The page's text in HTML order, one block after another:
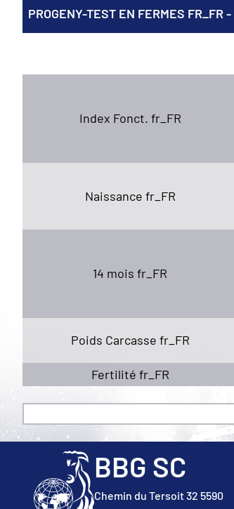
PROGENY-TEST EN FERMES FR_FR -
Index Fonct. fr_FR
Naissance fr_FR
14 mois fr_FR
Poids Carcasse fr_FR
Fertilité fr_FR
BBG SC
Chemin du Tersoit 32 5590